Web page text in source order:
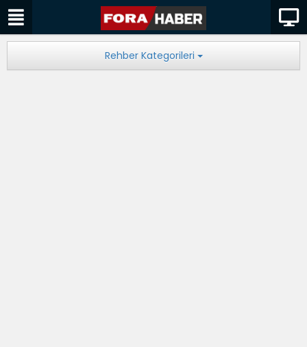
Rehber Kategorileri